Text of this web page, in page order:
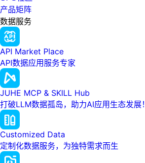
产品矩阵
数据服务
API Market Place
API数据应用服务专家
JUHE MCP & SKILL Hub
打破LLM数据孤岛，助力AI应用生态发展！
Customized Data
定制化数据服务，为独特需求而生